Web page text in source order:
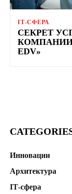
ІТ-СФЕРА
СЕКРЕТ
КОМПАНИИ
EDV»
Инновации
Архитектура
ІТ-сфера